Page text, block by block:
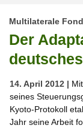
Multilaterale
Der
14. April 2012 |
seines
Kyoto-Protokoll
Jahr seine Arbeit